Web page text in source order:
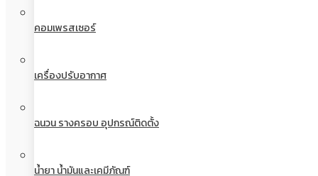
คอมเพรสเซอร์
เครื่องปรับอากาศ
ฉนวน รางครอบ อุปกรณ์ติดตั้ง
น้ำยา น้ำมันและเคมีภัณฑ์